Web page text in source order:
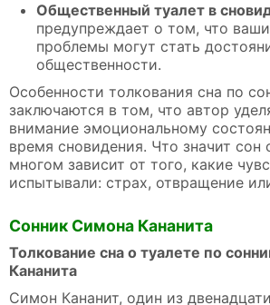
Общественный туалет в
предупреждает о том, что
проблемы могут стать
общественности.
Особенности толкования сна по
заключаются в том, что автор
внимание эмоциональному
время сновидения. Что значит сон
многом зависит от того, какие
испытывали: страх, отвращение
Сонник Симона Кананита
Толкование сна о туалете по
Кананита
Симон Кананит, один из